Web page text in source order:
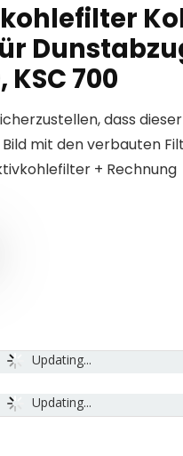
700
dass
mit den verbauten
+ Rechnung
Updating...
Updating...